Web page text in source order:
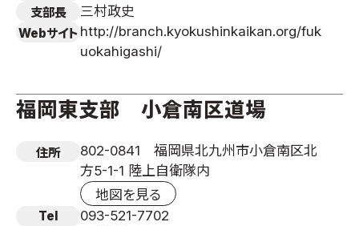
支部長 三村政史
Webサイト http://branch.kyokushinkaikan.org/fuk
uokahigashi/
福岡東支部 小倉南区道場
住所
802-0841 福岡県北九州市小倉南区北
方5-1-1 陸上自衛隊内
地図を見る
Tel 093-521-7702